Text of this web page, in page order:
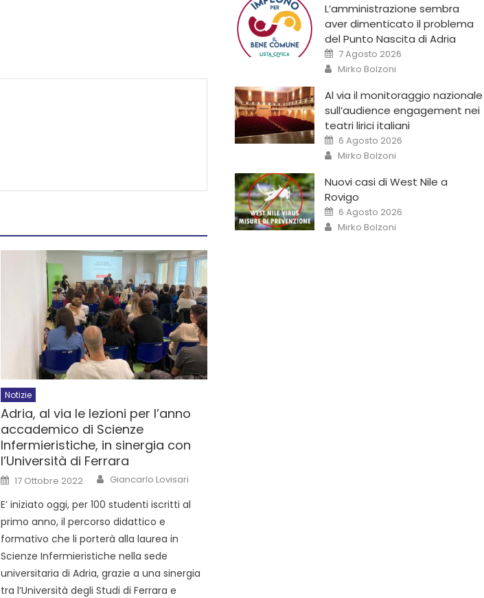
Notizie
Adria, al via le lezioni per l’anno
accademico di Scienze
Infermieristiche, in sinergia con
l’Università di Ferrara
17 Ottobre 2022 Giancarlo Lovisari
E’ iniziato oggi, per 100 studenti iscritti al
primo anno, il percorso didattico e
formativo che li porterà alla laurea in
Scienze Infermieristiche nella sede
universitaria di Adria, grazie a una sinergia
tra l’Università degli Studi di Ferrara e
L’amministrazione sembra
aver dimenticato il problema
del Punto Nascita di Adria
7 Agosto 2026
Mirko Bolzoni
Al via il monitoraggio nazionale
sull’audience engagement nei
teatri lirici italiani
6 Agosto 2026
Mirko Bolzoni
Nuovi casi di West Nile a
Rovigo
6 Agosto 2026
Mirko Bolzoni